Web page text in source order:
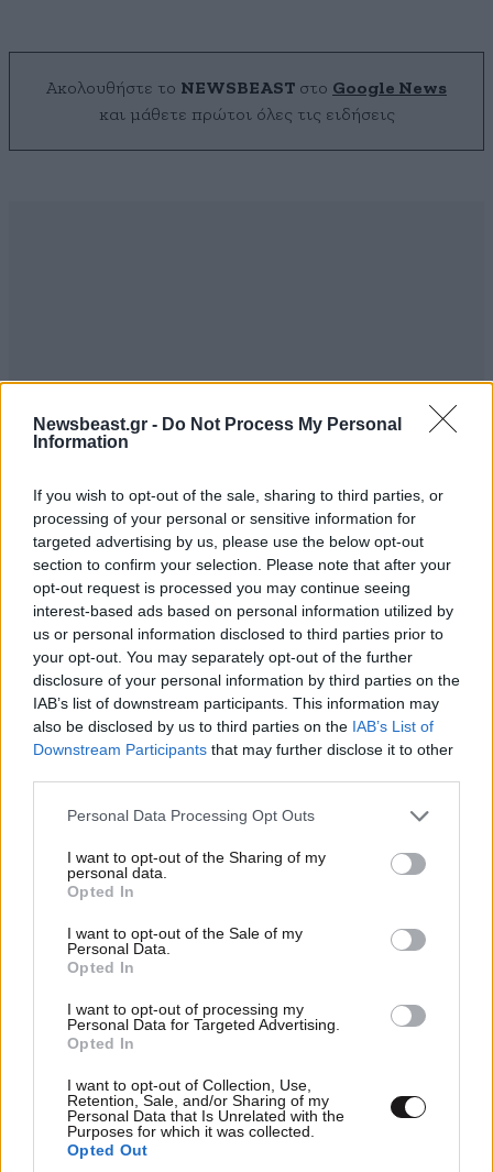
Newsbeast.gr - Do Not Process My Personal
Information
If you wish to opt-out of the sale, sharing to third parties, or
processing of your personal or sensitive information for
targeted advertising by us, please use the below opt-out
section to confirm your selection. Please note that after your
opt-out request is processed you may continue seeing
interest-based ads based on personal information utilized by
us or personal information disclosed to third parties prior to
your opt-out. You may separately opt-out of the further
disclosure of your personal information by third parties on the
IAB’s list of downstream participants. This information may
also be disclosed by us to third parties on the IAB’s List of
Downstream Participants that may further disclose it to other
Please note that this website/app uses one or more Google
not limited to your visit or usage behaviour. You may click to
grant or deny consent to Google and its third-party tags to
use your data for below specified purposes in below Google
consent section.
Personal Data Processing Opt Outs
I want to opt-out of the Sharing of my
personal data.
Opted In
I want to opt-out of the Sale of my
Personal Data.
Opted In
I want to opt-out of processing my
Personal Data for Targeted Advertising.
Opted In
I want to opt-out of Collection, Use,
Retention, Sale, and/or Sharing of my
Personal Data that Is Unrelated with the
Purposes for which it was collected.
Opted Out
Ακολουθήστε το NEWSBEAST στο Google News
και μάθετε πρώτοι όλες τις ειδήσεις
ΣΧΌΛΙΑ ΑΝΑΓΝΩΣΤΏΝ
ΠΡΟΣΘΕΣΤΕ ΤΟ ΣΧΟΛΙΟ ΣΑΣ
Xαρακτήρες: 0/1000
Φιλος Σεσημασμενου